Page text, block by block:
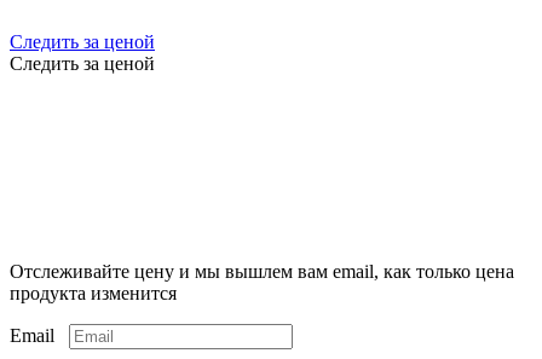
Следить за ценой
Следить за ценой
Отслеживайте цену и мы вышлем вам email, как только цена
продукта изменится
Email